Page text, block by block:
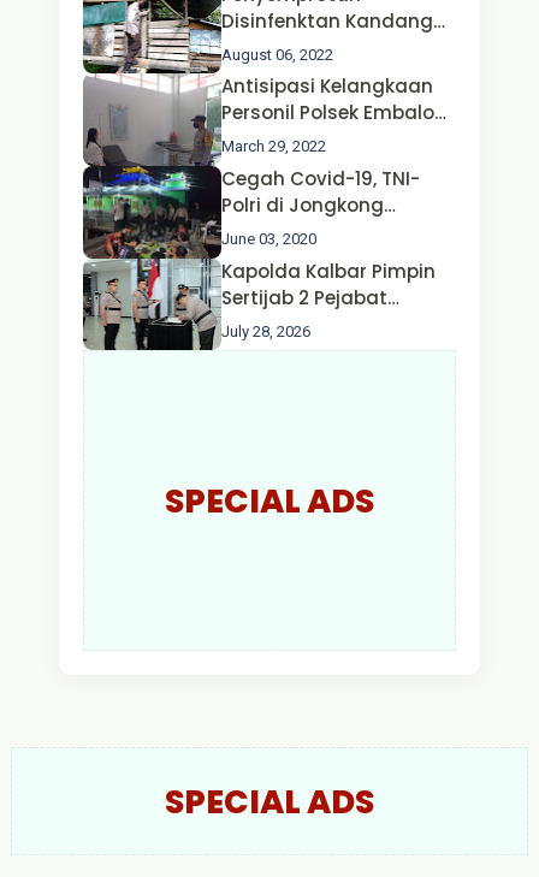
Disinfenktan Kandang
Ternak Kambing warga
Oleh Satgas Ops Aman
Nusa II Polda Kalbar*
August 06, 2022
Antisipasi Kelangkaan
Personil Polsek Embaloh
Hulu Gencar Lakukan
Pengecekan Oksigen
March 29, 2022
Cegah Covid-19, TNI-
Polri di Jongkong
Himbau Masyarakat
Jangan Kumpul Hinga
Larut Malam.
June 03, 2020
Kapolda Kalbar Pimpin
Sertijab 2 Pejabat
Utama dan 7 Kapolres,
AKBP Wisnu Perdana
July 28, 2026
SPECIAL ADS
SPECIAL ADS